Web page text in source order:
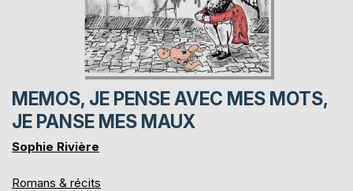
MEMOS, JE PENSE AVEC MES MOTS,
JE PANSE MES MAUX
Sophie Rivière
Romans & récits